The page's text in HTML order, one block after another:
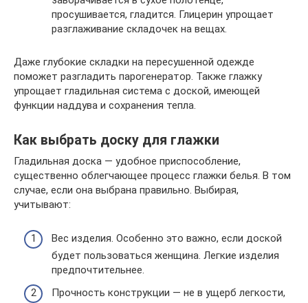
просушивается, гладится. Глицерин упрощает
разглаживание складочек на вещах.
Даже глубокие складки на пересушенной одежде
поможет разгладить парогенератор. Также глажку
упрощает гладильная система с доской, имеющей
функции наддува и сохранения тепла.
Как выбрать доску для глажки
Гладильная доска — удобное приспособление,
существенно облегчающее процесс глажки белья. В том
случае, если она выбрана правильно. Выбирая,
учитывают:
Вес изделия. Особенно это важно, если доской
будет пользоваться женщина. Легкие изделия
предпочтительнее.
Прочность конструкции — не в ущерб легкости,